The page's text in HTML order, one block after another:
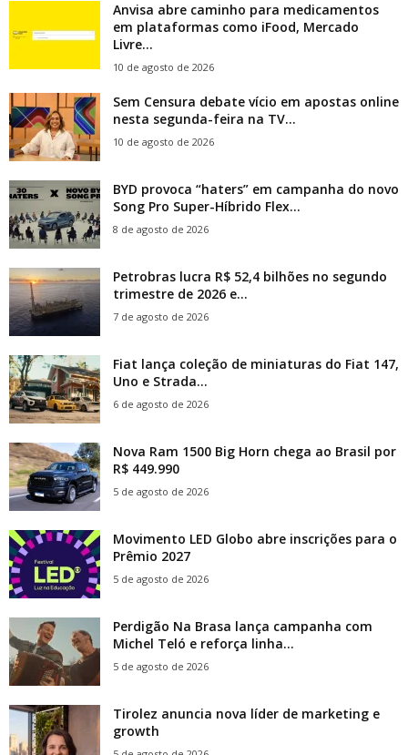
Anvisa abre caminho para medicamentos
em plataformas como iFood, Mercado
Livre...
10 de agosto de 2026
Sem Censura debate vício em apostas online
nesta segunda-feira na TV...
10 de agosto de 2026
BYD provoca “haters” em campanha do novo
Song Pro Super-Híbrido Flex...
8 de agosto de 2026
Petrobras lucra R$ 52,4 bilhões no segundo
trimestre de 2026 e...
7 de agosto de 2026
Fiat lança coleção de miniaturas do Fiat 147,
Uno e Strada...
6 de agosto de 2026
Nova Ram 1500 Big Horn chega ao Brasil por
R$ 449.990
5 de agosto de 2026
Movimento LED Globo abre inscrições para o
Prêmio 2027
5 de agosto de 2026
Perdigão Na Brasa lança campanha com
Michel Teló e reforça linha...
5 de agosto de 2026
Tirolez anuncia nova líder de marketing e
growth